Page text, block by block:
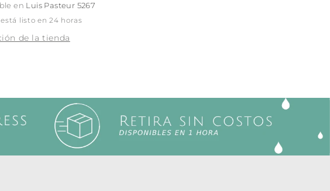
en Luis Pasteur 5267
listo en 24 horas
de la tienda